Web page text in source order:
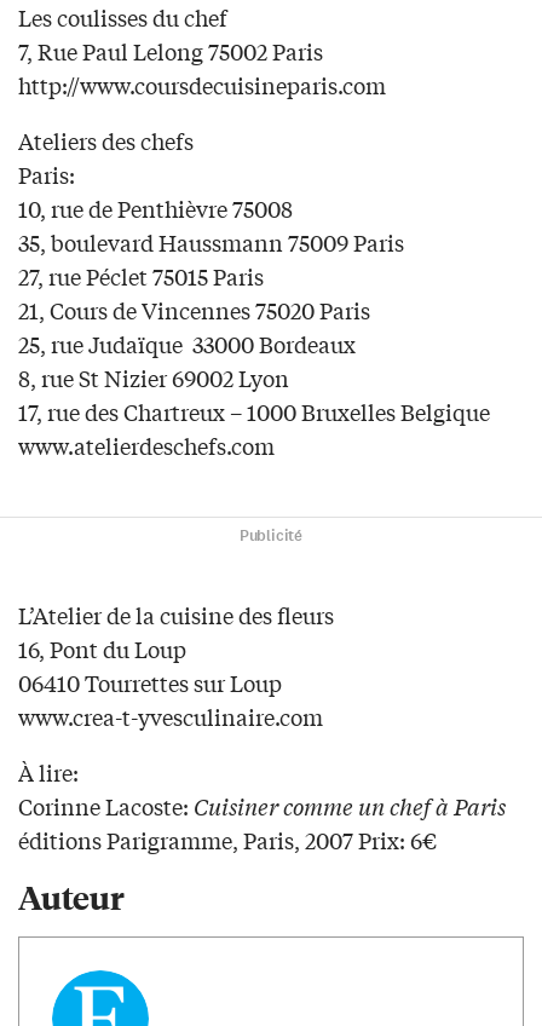
Les coulisses du chef
7, Rue Paul Lelong 75002 Paris
http://www.coursdecuisineparis.com
Ateliers des chefs
Paris:
10, rue de Penthièvre 75008
35, boulevard Haussmann 75009 Paris
27, rue Péclet 75015 Paris
21, Cours de Vincennes 75020 Paris
25, rue Judaïque 33000 Bordeaux
8, rue St Nizier 69002 Lyon
17, rue des Chartreux – 1000 Bruxelles Belgique
www.atelierdeschefs.com
Publicité
L’Atelier de la cuisine des fleurs
16, Pont du Loup
06410 Tourrettes sur Loup
www.crea-t-yvesculinaire.com
À lire:
Corinne Lacoste: Cuisiner comme un chef à Paris
éditions Parigramme, Paris, 2007 Prix: 6€
Auteur